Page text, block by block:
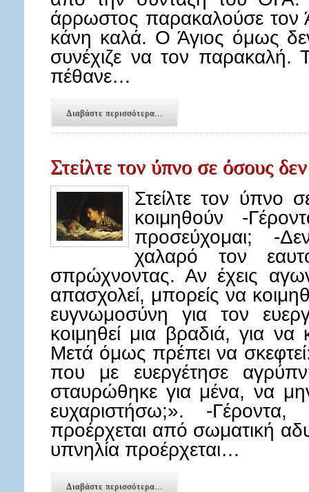
άρρωστος παρακαλούσε τον
κάνη καλά. Ο Άγιος όμως
συνέχιζε να τον παρακαλή.
πέθανε…
Διαβάστε περισσότερα...
Στείλτε τον ύπνο σε όσους
Στείλτε τον ύπνο
κοιμηθούν -
προσεύχομαι; -
χαλαρό τον
σπρώχνοντας. Αν έχεις
απασχολεί, μπορείς να
ευγνωμοσύνη για τον
κοιμηθεί μια βραδιά, για να
Μετά όμως πρέπει να
που με ευεργέτησε
σταυρώθηκε για μένα, να
ευχαριστήσω;». -
προέρχεται από σωματική
υπνηλία προέρχεται…
Διαβάστε περισσότερα...